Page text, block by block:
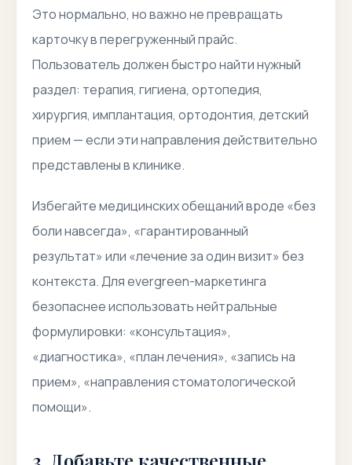
Это нормально, но важно не превращать
карточку в перегруженный прайс.
Пользователь должен быстро найти нужный
раздел: терапия, гигиена, ортопедия,
хирургия, имплантация, ортодонтия, детский
прием — если эти направления действительно
представлены в клинике.
Избегайте медицинских обещаний вроде «без
боли навсегда», «гарантированный
результат» или «лечение за один визит» без
контекста. Для evergreen-маркетинга
безопаснее использовать нейтральные
формулировки: «консультация»,
«диагностика», «план лечения», «запись на
прием», «направления стоматологической
помощи».